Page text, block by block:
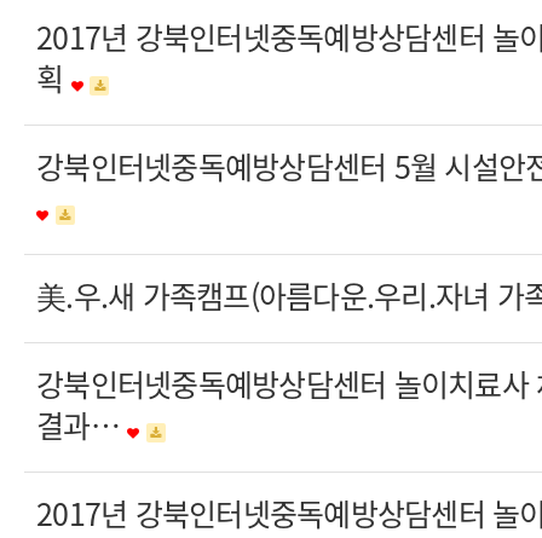
2017년 강북인터넷중독예방상담센터 놀
획
강북인터넷중독예방상담센터 5월 시설안
美.우.새 가족캠프(아름다운.우리.자녀
강북인터넷중독예방상담센터 놀이치료사
결과…
2017년 강북인터넷중독예방상담센터 놀